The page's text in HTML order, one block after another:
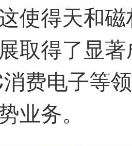
使得天和
取得了显
费电子等
业务。